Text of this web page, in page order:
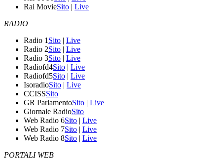
Rai MovieSito | Live
RADIO
Radio 1 Sito | Live
Radio 2Sito | Live
Radio 3Sito | Live
Radiofd4Sito | Live
Radiofd5Sito | Live
IsoradioSito | Live
CCISSSito
GR ParlamentoSito | Live
Giornale RadioSito
Web Radio 6Sito | Live
Web Radio 7Sito | Live
Web Radio 8Sito | Live
PORTALI WEB